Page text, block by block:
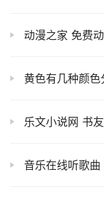
动漫之家 免费
黄色有几种颜
乐文小说网 书友
音乐在线听歌